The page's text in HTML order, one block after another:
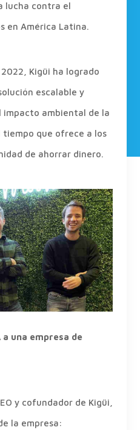
lucha contra el
en América Latina.
Kigüi ha logrado
escalable y
ambiental de la
que ofrece a los
de ahorrar dinero.
una empresa de
y cofundador de Kigüi,
la empresa: